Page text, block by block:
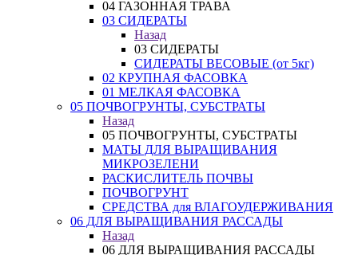
04 ГАЗОННАЯ ТРАВА
03 СИДЕРАТЫ
Назад
03 СИДЕРАТЫ
СИДЕРАТЫ ВЕСОВЫЕ (от 5кг)
02 КРУПНАЯ ФАСОВКА
01 МЕЛКАЯ ФАСОВКА
05 ПОЧВОГРУНТЫ, СУБСТРАТЫ
Назад
05 ПОЧВОГРУНТЫ, СУБСТРАТЫ
МАТЫ ДЛЯ ВЫРАЩИВАНИЯ
МИКРОЗЕЛЕНИ
РАСКИСЛИТЕЛЬ ПОЧВЫ
ПОЧВОГРУНТ
СРЕДСТВА для ВЛАГОУДЕРЖИВАНИЯ
06 ДЛЯ ВЫРАЩИВАНИЯ РАССАДЫ
Назад
06 ДЛЯ ВЫРАЩИВАНИЯ РАССАДЫ